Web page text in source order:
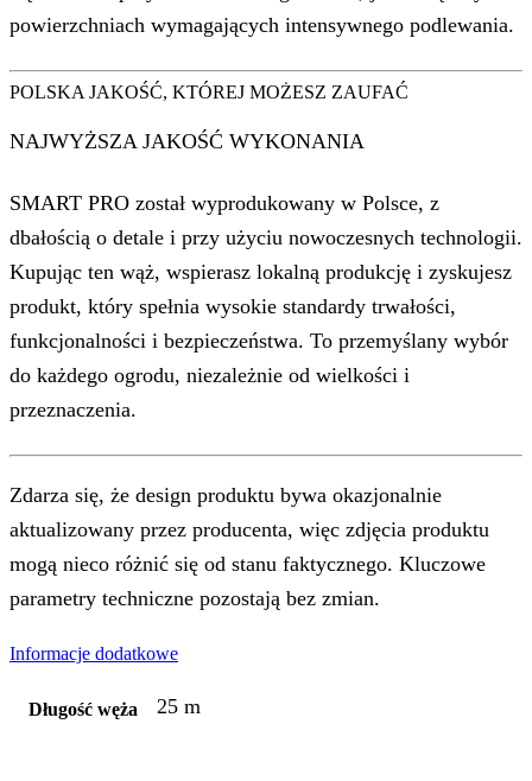
powierzchniach wymagających intensywnego podlewania.
POLSKA JAKOŚĆ, KTÓREJ MOŻESZ ZAUFAĆ
NAJWYŻSZA JAKOŚĆ WYKONANIA
SMART PRO został wyprodukowany w Polsce, z
dbałością o detale i przy użyciu nowoczesnych technologii.
Kupując ten wąż, wspierasz lokalną produkcję i zyskujesz
produkt, który spełnia wysokie standardy trwałości,
funkcjonalności i bezpieczeństwa. To przemyślany wybór
do każdego ogrodu, niezależnie od wielkości i
przeznaczenia.
Zdarza się, że design produktu bywa okazjonalnie
aktualizowany przez producenta, więc zdjęcia produktu
mogą nieco różnić się od stanu faktycznego. Kluczowe
parametry techniczne pozostają bez zmian.
Informacje dodatkowe
Długość węża 25 m